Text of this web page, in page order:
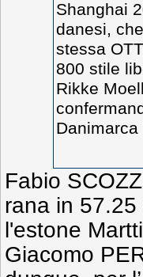
Shanghai
danesi,
stessa
800 stile
Rikke
Fabio
rana in
l'estone
Giacomo